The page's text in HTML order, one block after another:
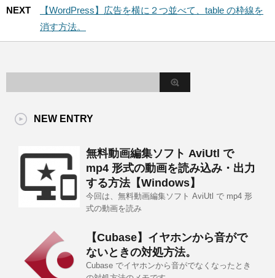
NEXT
【WordPress】広告を横に２つ並べて、table の枠線を
消す方法。
NEW ENTRY
無料動画編集ソフト AviUtl で
mp4 形式の動画を読み込み・出力
する方法【Windows】
今回は、無料動画編集ソフト AviUtl で mp4 形
式の動画を読み
【Cubase】イヤホンから音がで
ないときの対処方法。
Cubase でイヤホンから音がでなくなったとき